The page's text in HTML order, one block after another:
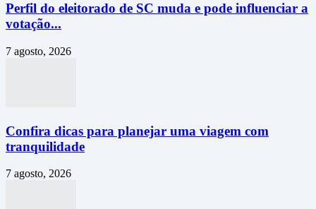
Perfil do eleitorado de SC muda e pode influenciar a
votação...
7 agosto, 2026
Confira dicas para planejar uma viagem com
tranquilidade
7 agosto, 2026